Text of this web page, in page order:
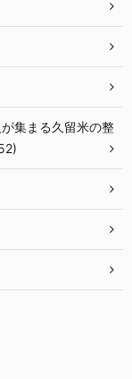
集まる久留米の整